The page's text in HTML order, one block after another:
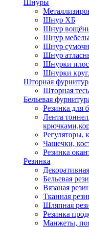
Шнуры
Шнур ХБ
Шнур
Шнур
Шнур
Шнур
Шнурки
Шнурки
Шторная
Шторная
Бельевая
Резинка для
Лента
Регуляторы,
Чашечки,
Резинка
Резинка
Бельевая
Вязаная
Тканная
Шляпная
Резинка
Манжеты,